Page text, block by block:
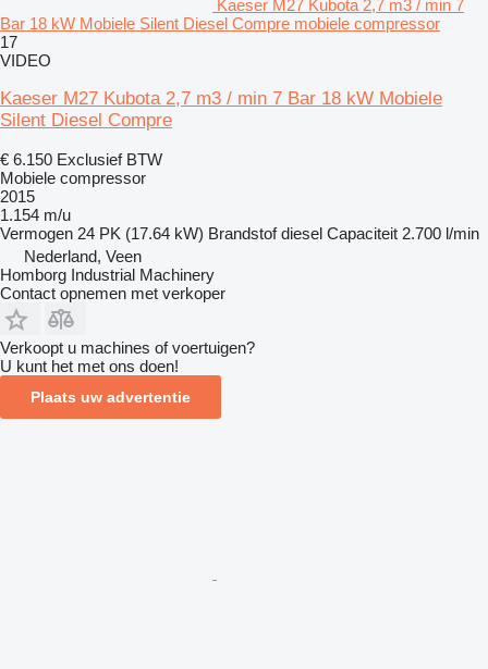
Kaeser M27 Kubota 2,7 m3 / min 7
Bar 18 kW Mobiele Silent Diesel Compre mobiele compressor
17
VIDEO
Kaeser M27 Kubota 2,7 m3 / min 7 Bar 18 kW Mobiele
Silent Diesel Compre
€ 6.150 Exclusief BTW
Mobiele compressor
2015
1.154 m/u
Vermogen 24 PK (17.64 kW) Brandstof diesel Capaciteit 2.700 l/min
Nederland, Veen
Homborg Industrial Machinery
Contact opnemen met verkoper
Verkoopt u machines of voertuigen?
U kunt het met ons doen!
Plaats uw advertentie